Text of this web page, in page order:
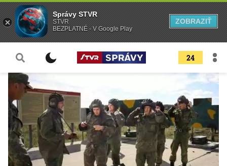
24
Správy STVR
STVR
BEZPLATNÉ - V Google Play
ZOBRAZIŤ